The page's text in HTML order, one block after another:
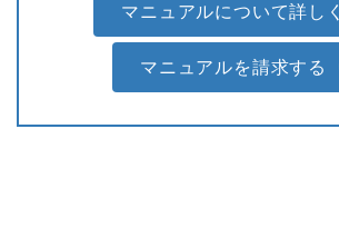
マニュアルについて詳しく
マニュアルを請求する